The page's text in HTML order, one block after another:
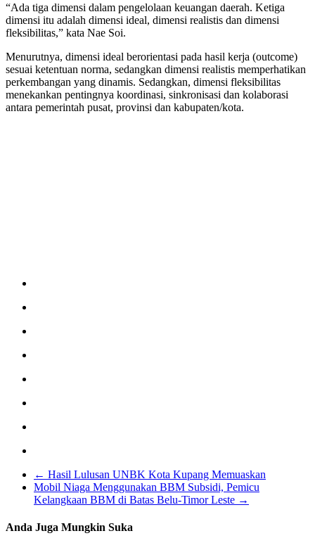
“Ada tiga dimensi dalam pengelolaan keuangan daerah. Ketiga
dimensi itu adalah dimensi ideal, dimensi realistis dan dimensi
fleksibilitas,” kata Nae Soi.
Menurutnya, dimensi ideal berorientasi pada hasil kerja (outcome)
sesuai ketentuan norma, sedangkan dimensi realistis memperhatikan
perkembangan yang dinamis. Sedangkan, dimensi fleksibilitas
menekankan pentingnya koordinasi, sinkronisasi dan kolaborasi
antara pemerintah pusat, provinsi dan kabupaten/kota.
← Hasil Lulusan UNBK Kota Kupang Memuaskan
Mobil Niaga Menggunakan BBM Subsidi, Pemicu
Kelangkaan BBM di Batas Belu-Timor Leste →
Anda Juga Mungkin Suka